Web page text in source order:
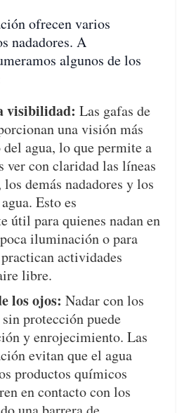
ofrecen varios
nadadores. A
algunos de los
visibilidad: Las gafas de
una visión más
agua, lo que permite a
ver con claridad las líneas
demás nadadores y los
Esto es
útil para quienes nadan en
iluminación o para
actividades
libre.
los ojos: Nadar con los
protección puede
y enrojecimiento. Las
evitan que el agua
productos químicos
en contacto con los